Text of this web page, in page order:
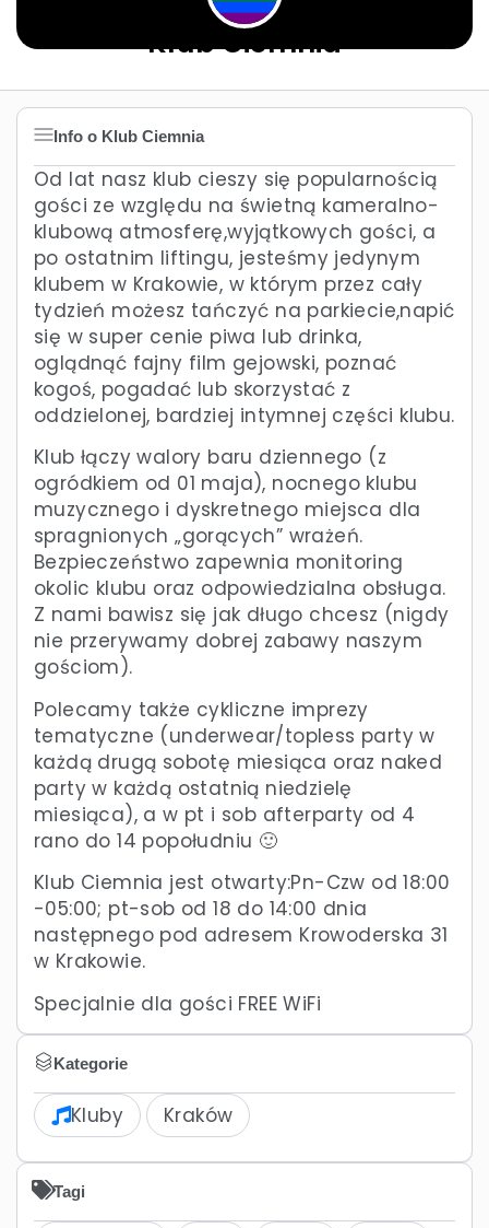
Klub Ciemnia
Info o Klub Ciemnia
Od lat nasz klub cieszy się popularnością
gości ze względu na świetną kameralno-
klubową atmosferę,wyjątkowych gości, a
po ostatnim liftingu, jesteśmy jedynym
klubem w Krakowie, w którym przez cały
tydzień możesz tańczyć na parkiecie,napić
się w super cenie piwa lub drinka,
oglądnąć fajny film gejowski, poznać
kogoś, pogadać lub skorzystać z
oddzielonej, bardziej intymnej części klubu.
Klub łączy walory baru dziennego (z
ogródkiem od 01 maja), nocnego klubu
muzycznego i dyskretnego miejsca dla
spragnionych „gorących” wrażeń.
Bezpieczeństwo zapewnia monitoring
okolic klubu oraz odpowiedzialna obsługa.
Z nami bawisz się jak długo chcesz (nigdy
nie przerywamy dobrej zabawy naszym
gościom).
Polecamy także cykliczne imprezy
tematyczne (underwear/topless party w
każdą drugą sobotę miesiąca oraz naked
party w każdą ostatnią niedzielę
miesiąca), a w pt i sob afterparty od 4
rano do 14 popołudniu 🙂
Klub Ciemnia jest otwarty:Pn-Czw od 18:00
-05:00; pt-sob od 18 do 14:00 dnia
następnego pod adresem Krowoderska 31
w Krakowie.
Specjalnie dla gości FREE WiFi
Kategorie
Kluby Kraków
Tagi